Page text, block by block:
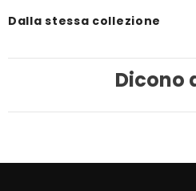
Dalla stessa collezione
Dicono